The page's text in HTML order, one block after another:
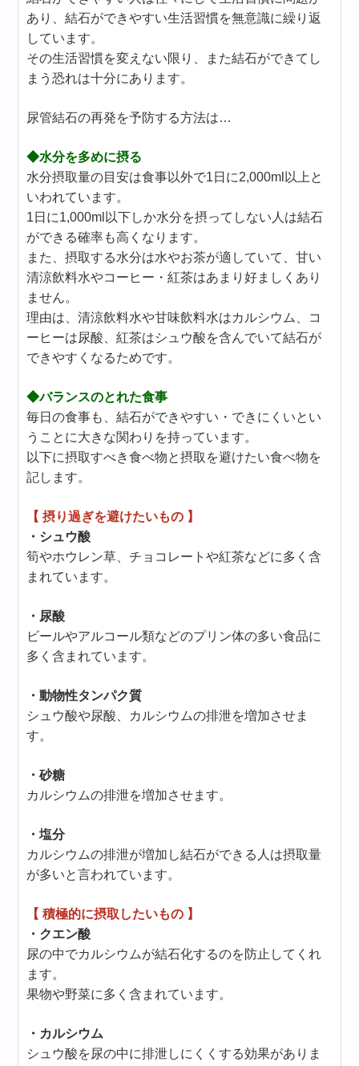
あり、結石ができやすい生活習慣を無意識に繰り返
しています。
その生活習慣を変えない限り、また結石ができてし
まう恐れは十分にあります。
尿管結石の再発を予防する方法は…
◆水分を多めに摂る
水分摂取量の目安は食事以外で1日に2,000ml以上と
いわれています。
1日に1,000ml以下しか水分を摂ってしない人は結石
ができる確率も高くなります。
また、摂取する水分は水やお茶が適していて、甘い
清涼飲料水やコーヒー・紅茶はあまり好ましくあり
ません。
理由は、清涼飲料水や甘味飲料水はカルシウム、コ
ーヒーは尿酸、紅茶はシュウ酸を含んでいて結石が
できやすくなるためです。
◆バランスのとれた食事
毎日の食事も、結石ができやすい・できにくいとい
うことに大きな関わりを持っています。
以下に摂取すべき食べ物と摂取を避けたい食べ物を
記します。
【 摂り過ぎを避けたいもの 】
・シュウ酸
筍やホウレン草、チョコレートや紅茶などに多く含
まれています。
・尿酸
ビールやアルコール類などのプリン体の多い食品に
多く含まれています。
・動物性タンパク質
シュウ酸や尿酸、カルシウムの排泄を増加させま
す。
・砂糖
カルシウムの排泄を増加させます。
・塩分
カルシウムの排泄が増加し結石ができる人は摂取量
が多いと言われています。
【 積極的に摂取したいもの 】
・クエン酸
尿の中でカルシウムが結石化するのを防止してくれ
ます。
果物や野菜に多く含まれています。
・カルシウム
シュウ酸を尿の中に排泄しにくくする効果がありま